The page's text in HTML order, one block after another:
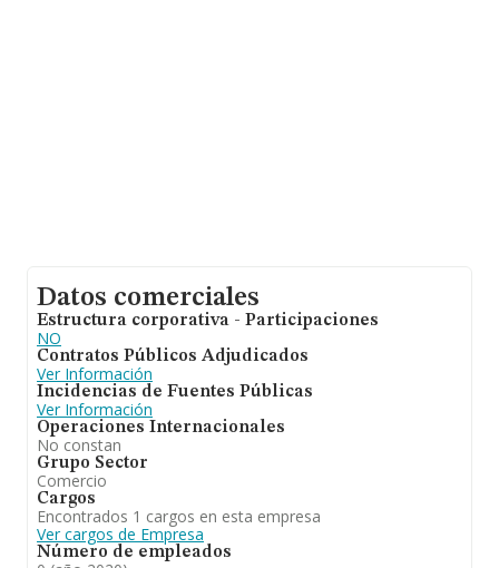
Datos comerciales
Estructura corporativa - Participaciones
NO
Contratos Públicos Adjudicados
Ver Información
Incidencias de Fuentes Públicas
Ver Información
Operaciones Internacionales
No constan
Grupo Sector
Comercio
Cargos
Encontrados 1 cargos en esta empresa
Ver cargos de Empresa
Número de empleados